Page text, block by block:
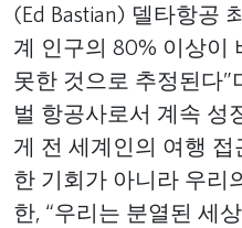
(Ed Bastian) 델타항공
계 인구의 80% 이상이
못한 것으로 추정된다”
벌 항공사로서 계속 성
게 전 세계인의 여행
한 기회가 아니라 우리
한, “우리는 분열된 세